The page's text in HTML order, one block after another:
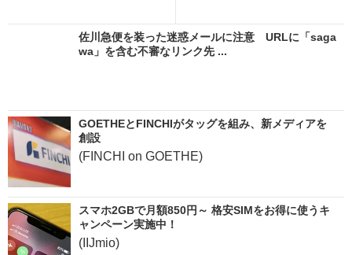
佐川急便を装った迷惑メールに注意 URLに「saga
wa」を含む不審なリンク先 ...
GOETHEとFINCHIがタッグを組み、新メディアを
創設
(FINCHI on GOETHE)
スマホ2GBで月額850円～ 格安SIMをお得に使うキ
ャンペーン実施中！
(IIJmio)